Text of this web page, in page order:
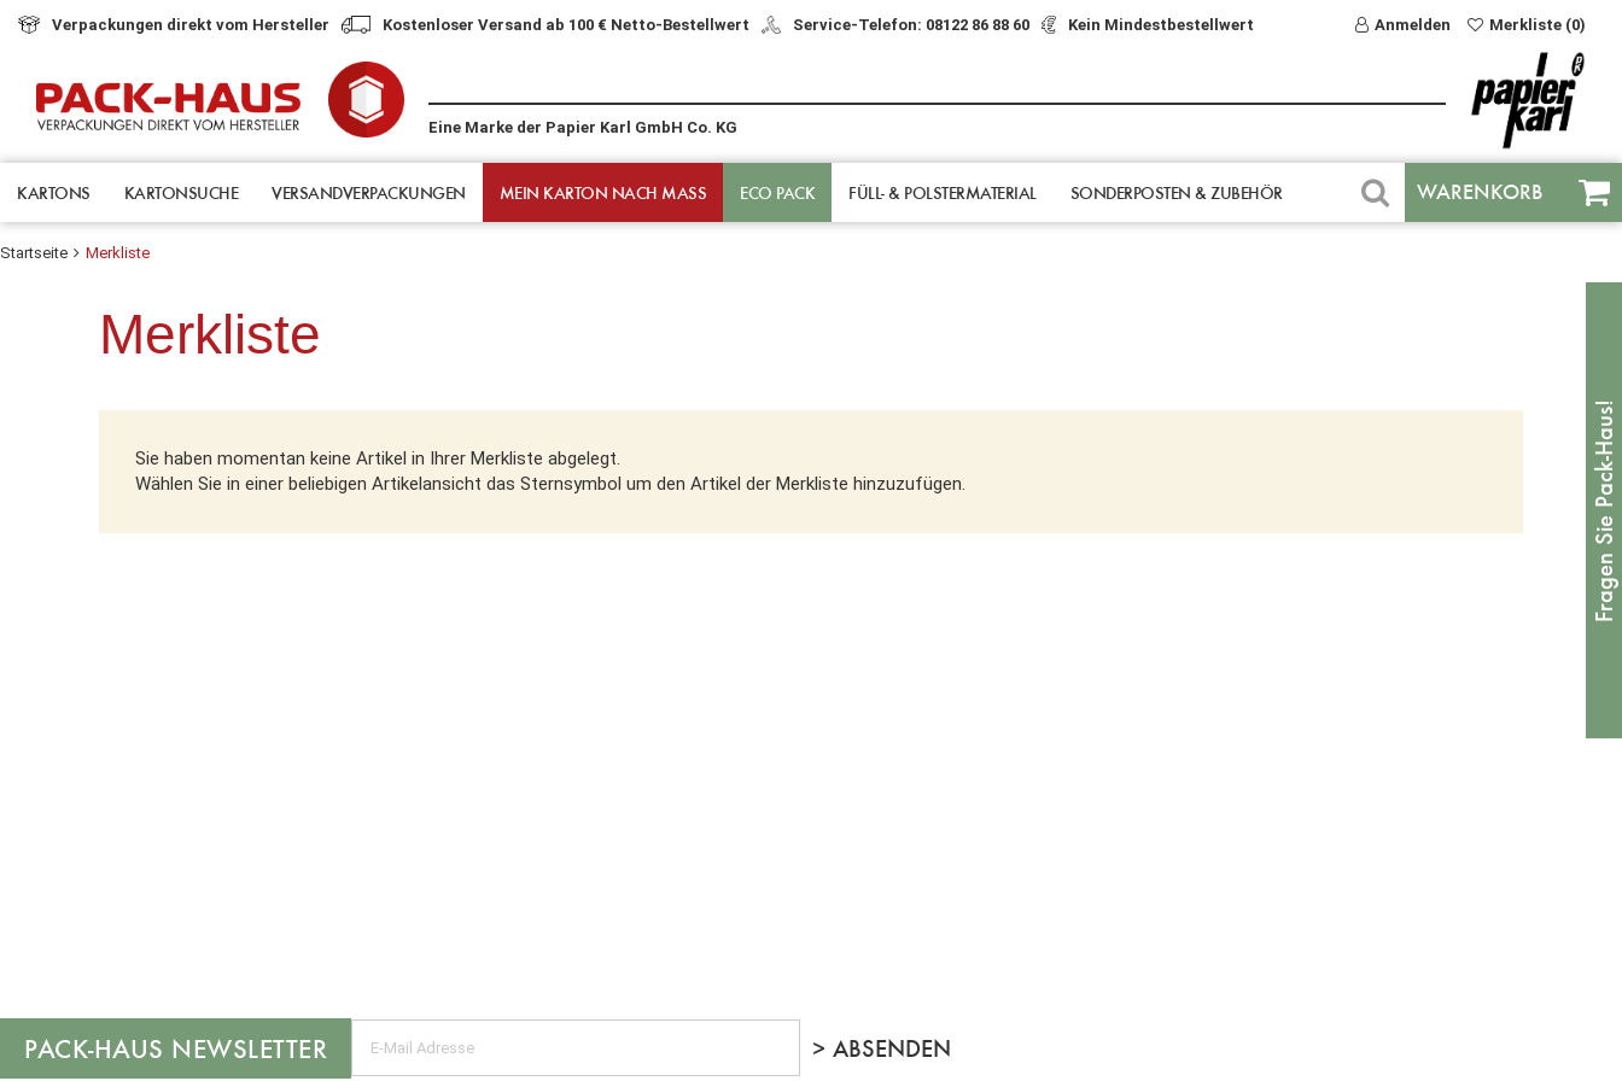
Verpackungen direkt vom Hersteller Kostenloser Versand ab 100 € Netto-Bestellwert Service-Telefon: 08122 86 88 60 Kein Mindestbestellwert Anmelden Merkliste (0)
Startseite Merkliste
Eine Marke der Papier Karl GmbH Co. KG
KARTONS KARTONSUCHE VERSANDVERPACKUNGEN MEIN KARTON NACH MASS ECO PACK FÜLL- & POLSTER­MATERIAL SONDERPOSTEN & ZUBEHÖR WARENKORB
Merkliste
Sie haben momentan keine Artikel in Ihrer Merkliste abgelegt.
Wählen Sie in einer beliebigen Artikelansicht das Sternsymbol um den Artikel der Merkliste hinzuzufügen.
NEWSLETTER